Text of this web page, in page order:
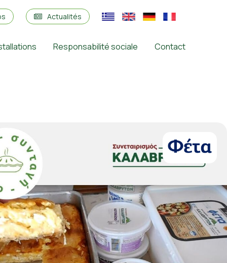
Actualités
Responsabilité sociale Contact